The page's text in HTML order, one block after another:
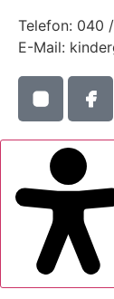
Telefon: 040
E-Mail: